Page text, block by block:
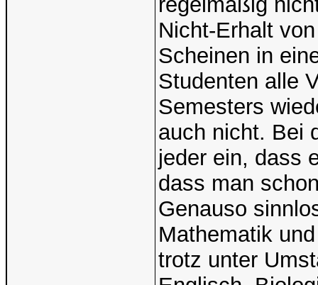
Nicht-Erhalt
Scheinen in
Studenten alle
Semesters
auch nicht. Bei
jeder ein, dass
dass man
Genauso
Mathematik
trotz unter